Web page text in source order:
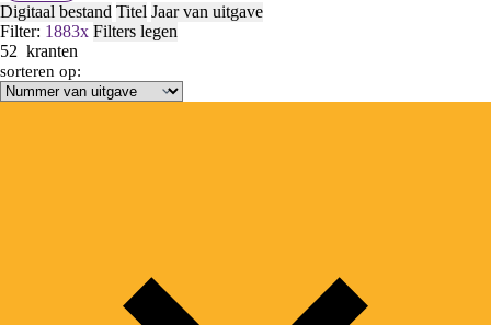
Digitaal bestand Titel Jaar van uitgave
Filter: 1883x Filters legen
52 kranten
sorteren op: